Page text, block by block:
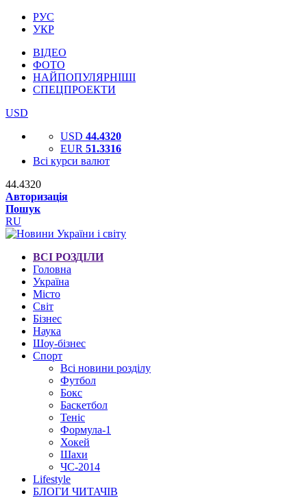
РУС
УКР
ВІДЕО
ФОТО
НАЙПОПУЛЯРНІШІ
СПЕЦПРОЕКТИ
USD
USD 44.4320
EUR 51.3316
Всі курси валют
44.4320
Авторизація
Пошук
RU
ВСІ РОЗДІЛИ
Головна
Україна
Місто
Світ
Бізнес
Наука
Шоу-бізнес
Спорт
Всі новини розділу
Футбол
Бокс
Баскетбол
Теніс
Формула-1
Хокей
Шахи
ЧС-2014
Lifestyle
БЛОГИ ЧИТАЧІВ